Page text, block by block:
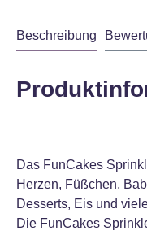
Beschreibung
Das FunCakes
Herzen, Füßchen,
Desserts, Eis und
Die FunCakes